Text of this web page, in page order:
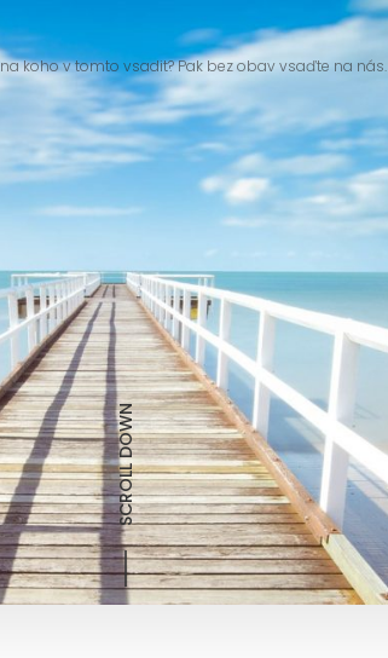
koho v tomto vsadit? Pak bez obav vsaďte na nás.
SCROLL DOWN